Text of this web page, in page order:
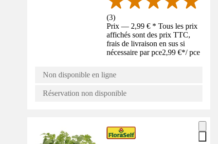
(3)
Prix — 2,99 € * Tous les prix
affichés sont des prix TTC,
frais de livraison en sus si
nécessaire par pce2,99 €*/ pce
Non disponible en ligne
Réservation non disponible